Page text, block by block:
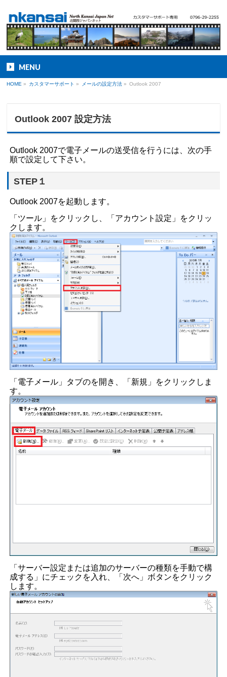
MENU
HOME » カスタマーサポート » メールの設定方法 » Outlook 2007
Outlook 2007 設定方法
Outlook 2007で電子メールの送受信を行うには、次の手
順で設定して下さい。
STEP１
Outlook 2007を起動します。
「ツール」をクリックし、「アカウント設定」をクリッ
クします。
「電子メール」タブのを開き、「新規」をクリックしま
す。
「サーバー設定または追加のサーバーの種類を手動で構
成する」にチェックを入れ、「次へ」ボタンをクリック
します。